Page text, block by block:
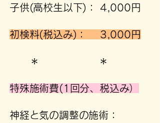
子供(高校生以下)： 4,000円
初検料(税込み)： 3,000円
＊ ＊
特殊施術費(1回分、税込み）
神経と気の調整の施術：